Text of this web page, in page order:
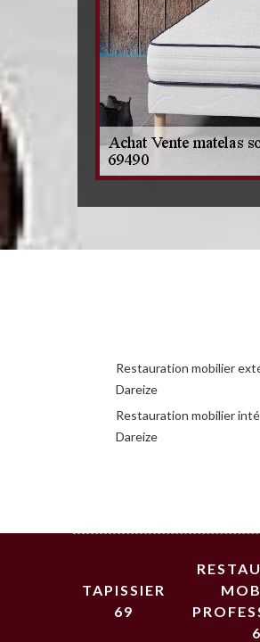
Restauration mobilier
Dareize
Restauration mobilier
Dareize
TAPISSIER
69